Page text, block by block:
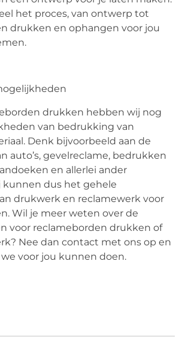
het proces, van ontwerp tot
drukken en ophangen voor jou
drukken hebben wij nog
van bedrukking van
Denk bijvoorbeeld aan de
auto’s, gevelreclame, bedrukken
en allerlei ander
kunnen dus het gehele
drukwerk en reclamewerk voor
Wil je meer weten over de
voor reclameborden drukken of
Nee dan contact met ons op en
voor jou kunnen doen.